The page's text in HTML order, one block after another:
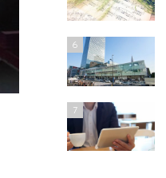
6
7